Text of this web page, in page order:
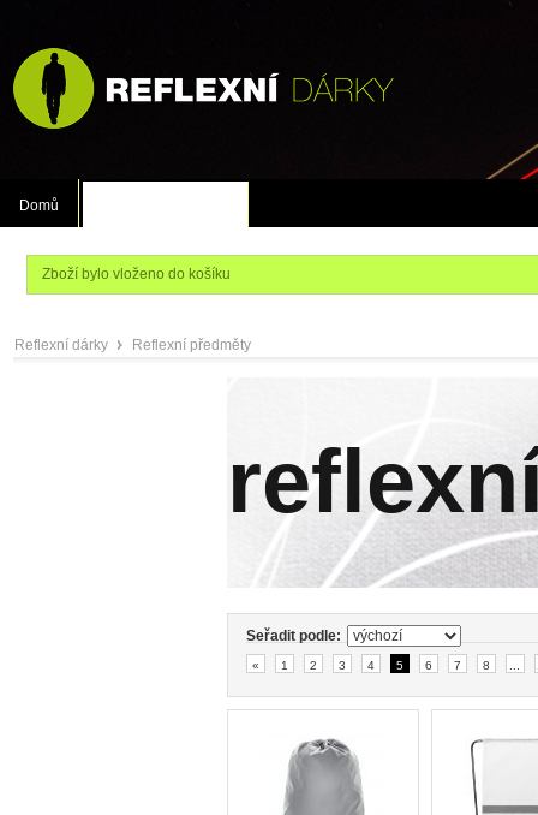
Domů
Zboží bylo vloženo do košíku
Reflexní dárky
Reflexní předměty
Seřadit podle:
« 1 2 3 4 5 6 7 8